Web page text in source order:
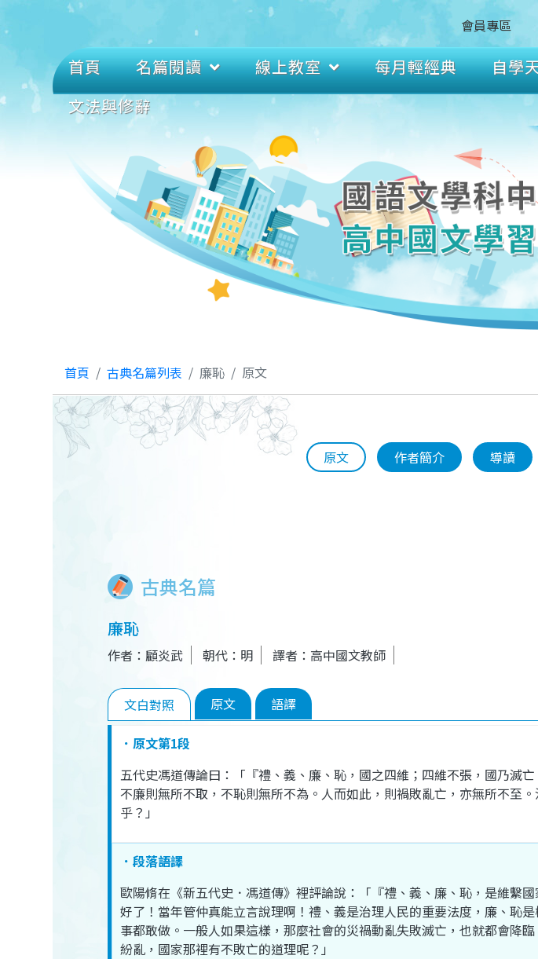
會員專區
首頁 名篇閱讀 線上教室 每月輕經典 自學
文法與修辭
首頁 古典名篇列表 廉恥 原文
原文 作者簡介 導讀
古典名篇
廉恥
作者：顧炎武 朝代：明 譯者：高中國文教師
文白對照 原文 語譯
．原文第1段
五代史馮道傳論曰 ：「『禮 、義 、 廉 、恥 ， 國之四維 ； 四維不張 ， 國乃滅亡
不廉則無所不取 ， 不恥則無所不為 。 人而如此 ， 則禍敗亂亡 ， 亦無所不至 。
乎？」
．段落語譯
歐陽脩在 《新五代史 ．馮道傳》裡評論說 ：「『禮 、義 、 廉 、恥 ， 是維繫
好了 ！ 當年管仲真能立言說理啊 ！禮 、義是治理人民的重要法度 ， 廉 、恥是
事都敢做 。 一般人如果這樣 ，那麼社會的災禍動亂失敗滅亡 ，也就都會降臨
紛亂 ， 國家那裡有不敗亡的道理呢？」